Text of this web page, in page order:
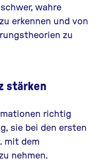
wahre
erkennen und von
zu
stärken
richtig
sie bei den ersten
mit dem
nehmen.